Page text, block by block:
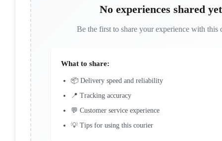
No experiences shared yet
Be the first to share your experience with this
What to share:
📦 Delivery speed and reliability
📍 Tracking accuracy
💬 Customer service experience
💡 Tips for using this courier